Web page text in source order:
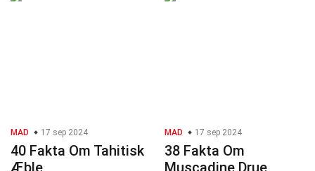
MAD 17 sep 2024
40 Fakta Om Tahitisk
MAD 17 sep 2024
38 Fakta Om